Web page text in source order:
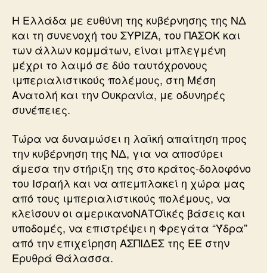
Η Ελλάδα με ευθύνη της κυβέρνησης της ΝΔ
και τη συνενοχή του ΣΥΡΙΖΑ, του ΠΑΣΟΚ και
των άλλων κομμάτων, είναι μπλεγμένη
μέχρι το λαιμό σε δύο ταυτόχρονους
ιμπεριαλιστικούς πολέμους, στη Μέση
Ανατολή και την Ουκρανία, με οδυνηρές
συνέπειες.
Τώρα να δυναμώσει η λαϊκή απαίτηση προς
την κυβέρνηση της ΝΔ, για να αποσύρει
άμεσα την στήριξη της στο κράτος-δολοφόνο
του Ισραήλ και να απεμπλακεί η χώρα μας
από τους ιμπεριαλιστικούς πολέμους, να
κλείσουν οι αμερικανοΝΑΤΟϊκές βάσεις και
υποδομές, να επιστρέψει η Φρεγάτα “Ύδρα”
από την επιχείρηση ΑΣΠΙΔΕΣ της ΕΕ στην
Ερυθρά Θάλασσα.